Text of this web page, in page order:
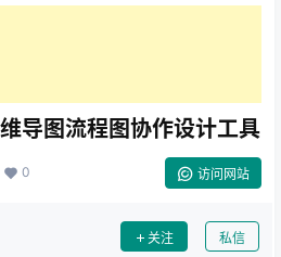
导图流程图协作设计工具
0 访问网站
关注 私信